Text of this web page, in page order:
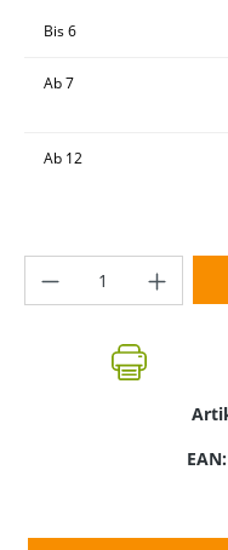
Bis6
Ab7
Ab 12
Produkt
EAN: